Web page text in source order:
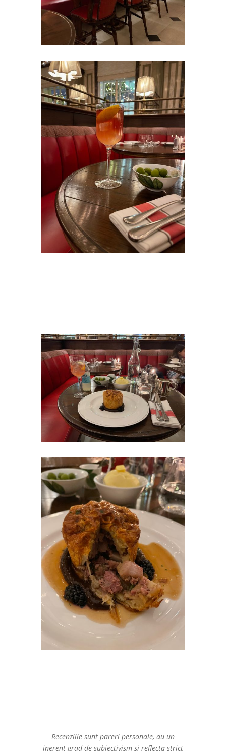
Recenziile sunt pareri personale, au un
inerent grad de subiectivism si reflecta strict